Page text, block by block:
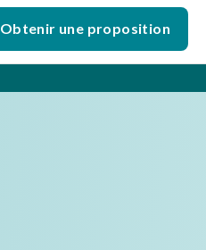
Obtenir une proposition